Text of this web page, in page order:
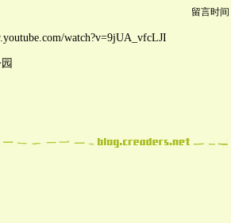
留言时间
watch?v=9jUA_vfcLJI